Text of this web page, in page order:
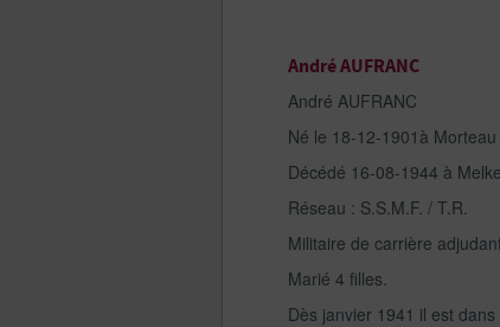
André AUFRANC
André AUFRANC
Né le 18-12-1901à Morteau
Décédé 16-08-1944 à
Réseau : S.S.M.F. / T.R.
Militaire de carrière adjudant
Marié 4 filles.
Dès janvier 1941 il est